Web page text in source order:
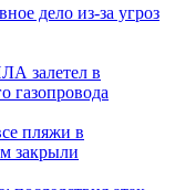
дело из-за угроз
залетел в
газопровода
пляжи в
закрыли